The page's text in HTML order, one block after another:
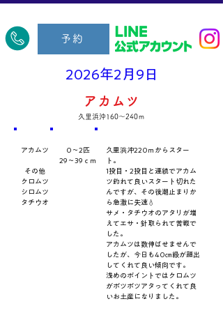
予約
2026年2月9日
アカムツ
久里浜沖160～240ｍ
久里浜沖220ｍからスター
ト。
1投目・2投目と連続でアカム
ツ釣れて良いスタート切れた
んですが、その後潮止まりか
ら急激に失速💧
サメ・タチウオのアタリが増
えてエサ・針取られて苦戦で
した。
アカムツは数伸ばせませんで
したが、今日も40㎝級が顔出
してくれて良い傾向です。
浅めのポイントではクロムツ
がポツポツアタってくれて良
いお土産になりました。
0～2匹
29～39ｃｍ
アカムツ
その他
クロムツ
シロムツ
タチウオ